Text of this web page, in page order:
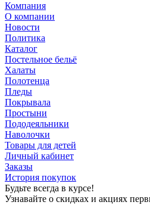
Компания
О компании
Новости
Политика
Каталог
Постельное бельё
Халаты
Полотенца
Пледы
Покрывала
Простыни
Пододеяльники
Наволочки
Товары для детей
Личный кабинет
Заказы
История покупок
Будьте всегда в курсе!
Узнавайте о скидках и акциях